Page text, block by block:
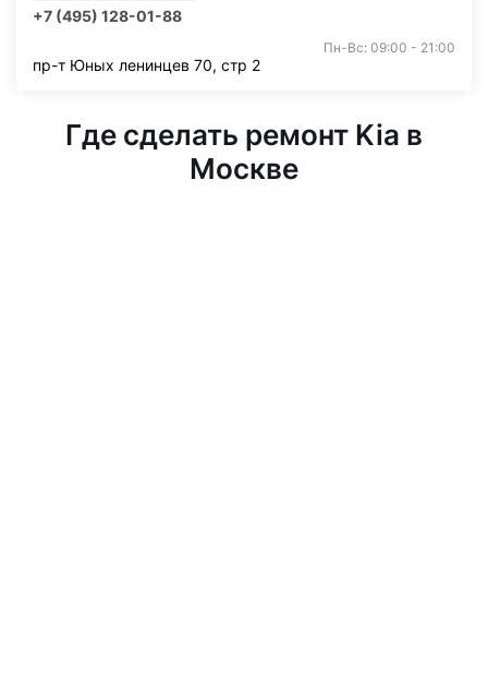
+7 (495) 128-01-88
Пн-Вс: 09:00 - 21:00
пр-т Юных ленинцев 70, стр 2
Где сделать ремонт Kia в
Москве